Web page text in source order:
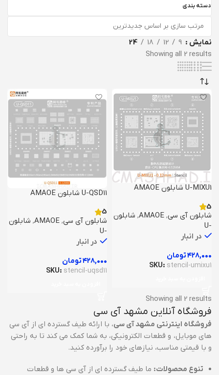
دسته بندی
نمایش 9
12
18
24
Showing all 2 results
U-MIXU1 شابلون AMAOE
5
شابلون آی سی,
AMAOE
, شابلون
-U
در انبار
۴۲۸,۰۰۰تومان
SKU: stencil-umixu1
U-QSD11 شابلون AMAOE
5
شابلون آی سی,
AMAOE
, شابلون
-U
در انبار
۴۲۸,۰۰۰تومان
SKU: stencil-uqsd11
Showing all 2 results
فروشگاه آنلاین مشهد آی سی
فروشگاه اینترنتی مشهد آی سی، با ارائه طیف گسترده ای از آی سی
های موبایل، و قطعات الکترونیکی، به شما کمک می کند تا به راحتی
و با قیمتی مناسب، نیازهای خود را برآورده کنید.
تنوع محصولات: ما طیف گسترده ای از آی سی ها و قطعات